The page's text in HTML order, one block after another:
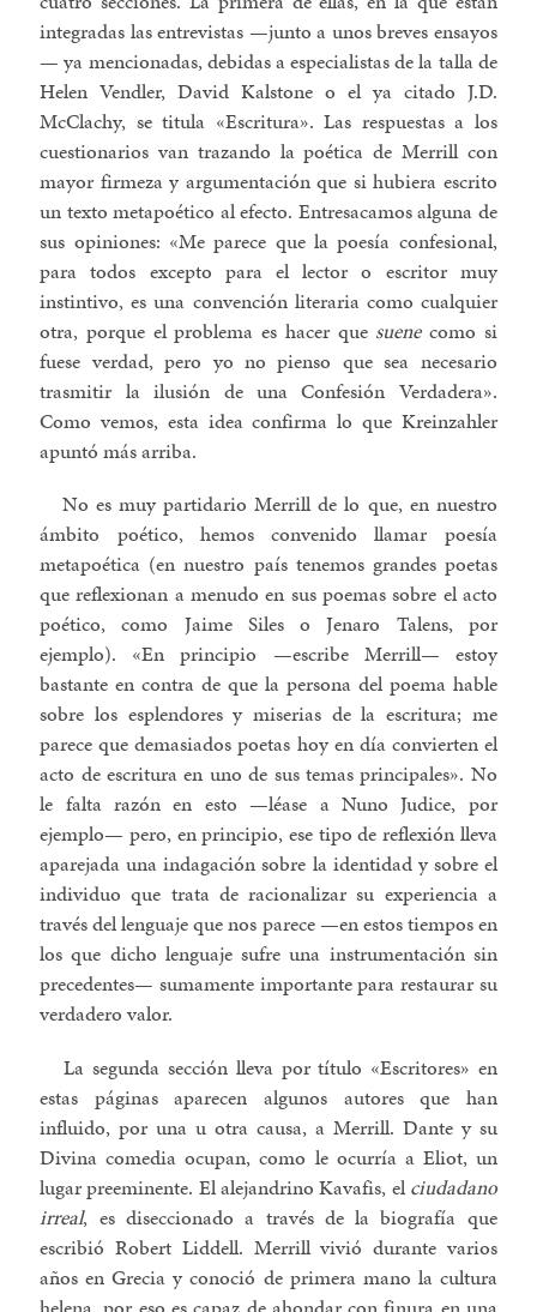
integradas las entrevistas —junto a unos breves ensayos
— ya mencionadas, debidas a especialistas de la talla de
Helen Vendler, David Kalstone o el ya citado J.D.
McClachy, se titula «Escritura». Las respuestas a los
cuestionarios van trazando la poética de Merrill con
mayor firmeza y argumentación que si hubiera escrito
un texto metapoético al efecto. Entresacamos alguna de
sus opiniones: «Me parece que la poesía confesional,
para todos excepto para el lector o escritor muy
instintivo, es una convención literaria como cualquier
otra, porque el problema es hacer que suenecomo si
fuese verdad, pero yo no pienso que sea necesario
trasmitir la ilusión de una Confesión Verdadera».
Como vemos, esta idea confirma lo que Kreinzahler
apuntó más arriba.
No es muy partidario Merrill de lo que, en nuestro
ámbito poético, hemos convenido llamar poesía
metapoética (en nuestro país tenemos grandes poetas
que reflexionan a menudo en sus poemas sobre el acto
poético, como Jaime Siles o Jenaro Talens, por
ejemplo). «En principio —escribe Merrill— estoy
bastante en contra de que la persona del poema hable
sobre los esplendores y miserias de la escritura; me
parece que demasiados poetas hoy en día convierten el
acto de escritura en uno de sus temas principales». No
le falta razón en esto —léase a Nuno Judice, por
ejemplo— pero, en principio, ese tipo de reflexión lleva
aparejada una indagación sobre la identidad y sobre el
individuo que trata de racionalizar su experiencia a
través del lenguaje que nos parece —en estos tiempos en
los que dicho lenguaje sufre una instrumentación sin
precedentes— sumamente importante para restaurar su
verdadero valor.
La segunda sección lleva por título «Escritores» en
estas páginas aparecen algunos autores que han
influido, por una u otra causa, a Merrill. Dante y su
Divina comedia ocupan, como le ocurría a Eliot, un
lugar preeminente. El alejandrino Kavafis, elciudadano
irreal, es diseccionado a través de la biografía que
escribió Robert Liddell. Merrill vivió durante varios
años en Grecia y conoció de primera mano la cultura